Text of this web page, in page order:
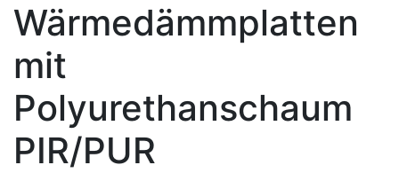
Wärmedämmplatten
mit
Polyurethanschaum
PIR/PUR